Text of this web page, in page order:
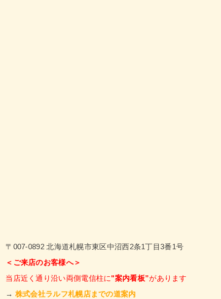
〒007-0892 北海道札幌市東区中沼西2条1丁目3番1号
＜ご来店のお客様へ＞
当店近く通り沿い両側電信柱に"案内看板”があります
→ 株式会社ラルフ札幌店までの道案内